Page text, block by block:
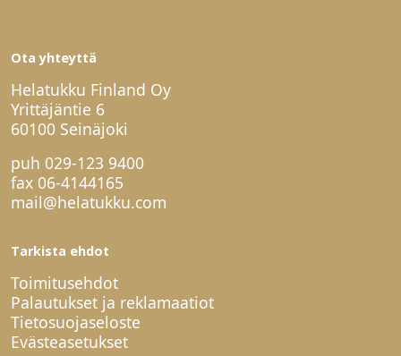
Ota yhteyttä
Helatukku Finland Oy
Yrittäjäntie 6
60100 Seinäjoki
puh 029-123 9400
fax 06-4144165
mail@helatukku.com
Tarkista ehdot
Toimitusehdot
Palautukset ja reklamaatiot
Tietosuojaseloste
Evästeasetukset